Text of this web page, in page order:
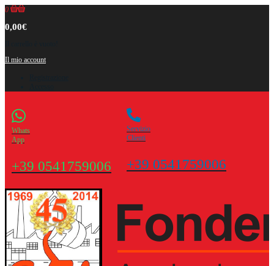
0
0,00€
Il mio account
Servizio
Clienti
+39 0541759006
Whats
App
+39 0541759006